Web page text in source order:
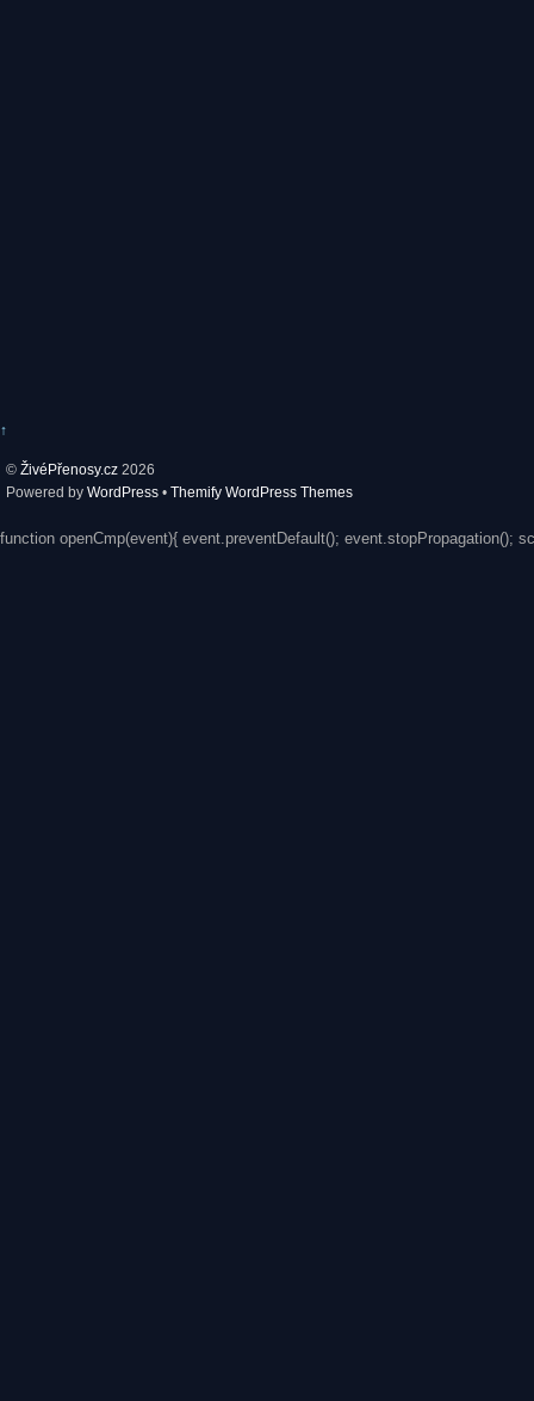
↑
© ŽivéPřenosy.cz 2026
Powered by WordPress • Themify WordPress Themes
function openCmp(event){ event.preventDefault(); event.stopPropagation();